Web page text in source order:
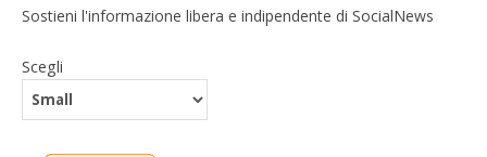
Sostieni l'informazione libera e indipendente di SocialNews
Scegli